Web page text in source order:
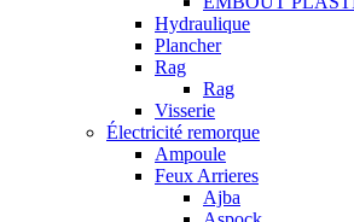
Hydraulique
Plancher
Rag
Rag
Visserie
Électricité remorque
Ampoule
Feux Arrieres
Ajba